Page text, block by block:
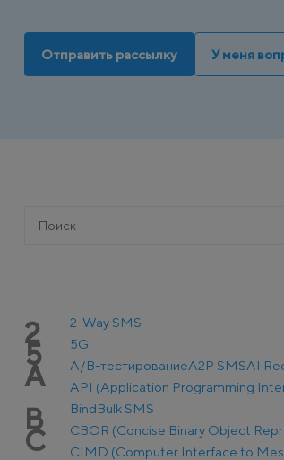
Отправить рассылку У меня
2 2-Way SMS
5 5G
A A/B-тестированиеA2P SMSAI
API (Application Programming
B BindBulk SMS
C CBOR (Concise Binary Object
CIMD (Computer Interface to